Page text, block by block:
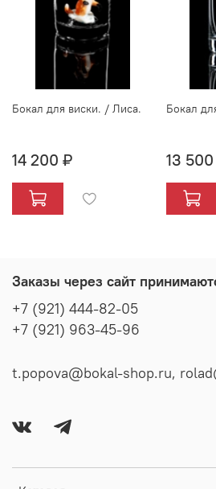
Бокал для виски. / Лиса.
14 200 ₽
Бокал
13
Заказы через сайт
+7 (921) 444-82-05
+7 (921) 963-45-96